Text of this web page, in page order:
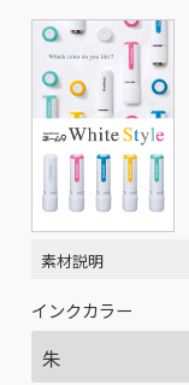
素材説明
インクカラー